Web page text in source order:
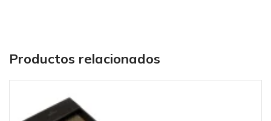
Productos relacionados